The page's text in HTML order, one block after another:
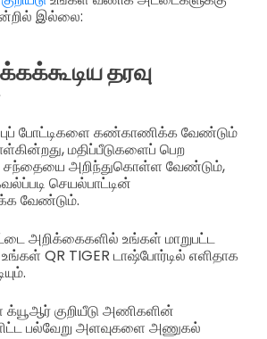
இல்லை:
தரவு
போட்டிகளை கண்காணிக்க வேண்டும்
மதிப்பீடுகளைப் பெற
அறிந்துகொள்ள வேண்டும்,
செயல்பாட்டின்
வேண்டும்.
அறிக்கைகளில் உங்கள் மாறுபட்ட
QR TIGER டாஷ்போர்டில் எளிதாக
குறியீடு அணிகளின்
பல்வேறு அளவுகளை அணுகல்